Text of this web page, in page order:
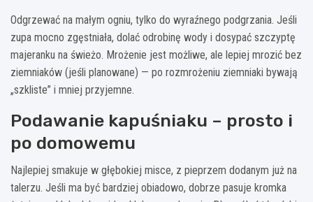
Odgrzewać na małym ogniu, tylko do wyraźnego podgrzania. Jeśli
zupa mocno zgęstniała, dolać odrobinę wody i dosypać szczyptę
majeranku na świeżo. Mrożenie jest możliwe, ale lepiej mrozić bez
ziemniaków (jeśli planowane) — po rozmrożeniu ziemniaki bywają
„szkliste” i mniej przyjemne.
Podawanie kapuśniaku – prosto i
po domowemu
Najlepiej smakuje w głębokiej misce, z pieprzem dodanym już na
talerzu. Jeśli ma być bardziej obiadowo, dobrze pasuje kromka